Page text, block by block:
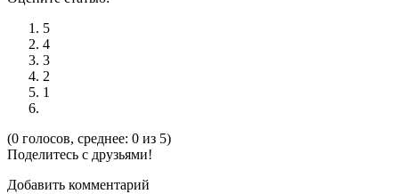
5
4
3
2
1
(0 голосов, среднее: 0 из 5)
Поделитесь с друзьями!
Добавить комментарий